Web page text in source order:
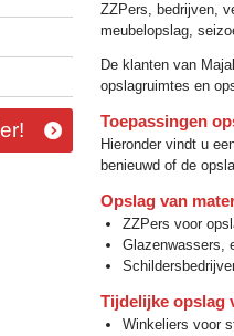
ZZPers, bedrijven,
meubelopslag,
De klanten van
opslagruimtes en
Toepassingen
Hieronder vindt u
benieuwd of de
Opslag van
ZZPers voor
Glazenwassers,
Tijdelijke opslag
Winkeliers voor